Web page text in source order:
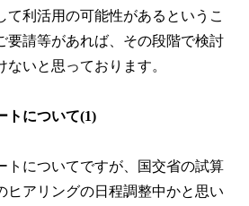
て利活用の可能性があるというこ
要請等があれば、その段階で検討
ないと思っております。
トについて(1)
トについてですが、国交省の試算
ヒアリングの日程調整中かと思い